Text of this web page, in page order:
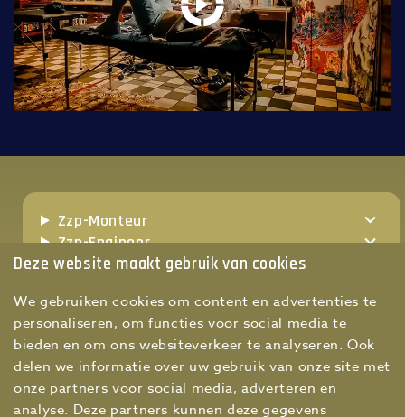
Deze website maakt gebruik van cookies
We gebruiken cookies om content en advertenties te
personaliseren, om functies voor social media te
bieden en om ons websiteverkeer te analyseren. Ook
delen we informatie over uw gebruik van onze site met
onze partners voor social media, adverteren en
analyse. Deze partners kunnen deze gegevens
Zzp-Monteur
Zzp-Engineer
Zzp-Werkvoorbereider
Zzp-Maintenance manager
Zzp-Hoofd technische dienst